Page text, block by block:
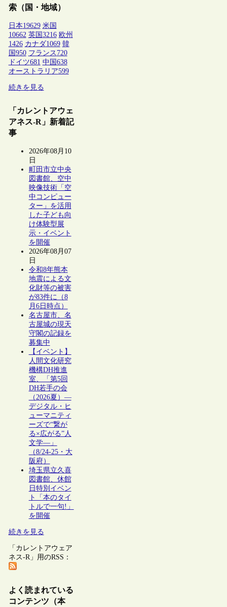
索（国・地域）
日本19629 米国
10662 英国 3216 欧州
1426 カナダ1069 韓
国 950 フランス 720
ドイツ681 中国 638
オーストラリア599
続きを見る
「カレントアウェ
アネス-R」新着記
事
2026年08月10
日
町田市立中央
図書館、空中
映像技術「空
中コンピュー
ター」を活用
した子ども向
け体験型展
示・イベント
を開催
2026年08月07
日
令和8年熊本
地震による文
化財等の被害
が83件に（8
月6日時点）
名古屋市、名
古屋城の現天
守閣の記録を
募集中
【イベント】
人間文化研究
機構DH推進
室、「第5回
DH若手の会
（2026夏）―
デジタル・ヒ
ューマニティ
ーズで“繋が
る×広がる”人
文学―」
（8/24-25・大
阪府）
埼玉県立久喜
図書館、休館
日特別イベン
ト「本のタイ
トルで一句!」
を開催
続きを見る
「カレントアウェア
ネス-R」用のRSS：
よく読まれている
コンテンツ（本